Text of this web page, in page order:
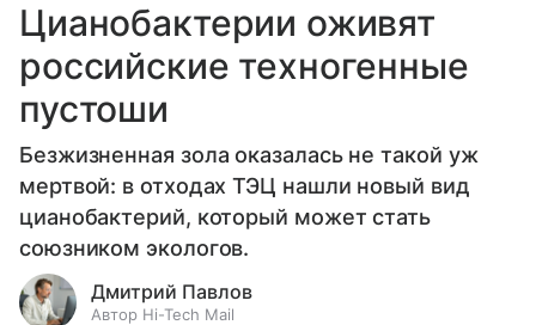
Цианобактерии оживят
российские техногенные
пустоши
Безжизненная зола оказалась не такой уж
мертвой: в отходах ТЭЦ нашли новый вид
цианобактерий, который может стать
союзником экологов.
Дмитрий Павлов
Автор Hi-Tech Mail